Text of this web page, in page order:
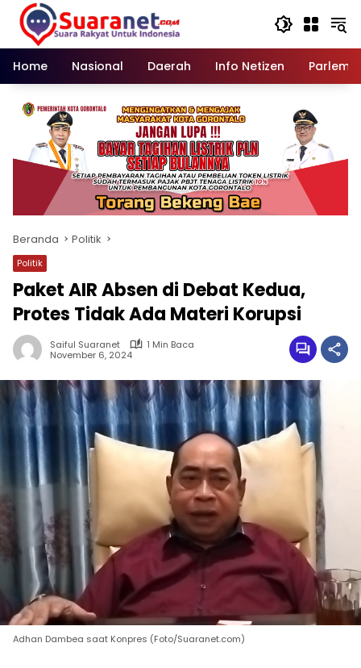
Langsung
konten
Home
Nasional Daerah Info Netizen
Beranda Politik
Politik
Paket AIR Absen di Debat Kedua,
Protes Tidak Ada Materi Korupsi
Saiful Suaranet
1 Min Baca
November 6, 2024
Adhan Dambea saat Konpres (Foto/Suaranet.com)